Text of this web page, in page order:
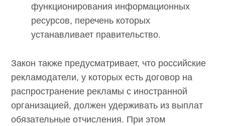
функционирования информационных
ресурсов, перечень которых
устанавливает правительство.
Закон также предусматривает, что российские
рекламодатели, у которых есть договор на
распространение рекламы с иностранной
организацией, должен удерживать из выплат
обязательные отчисления. При этом